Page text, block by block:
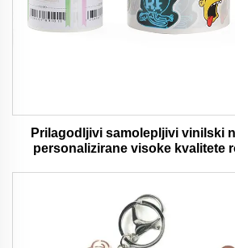
Prilagodljivi samolepljivi vinilski
personalizirane visoke kvalitete